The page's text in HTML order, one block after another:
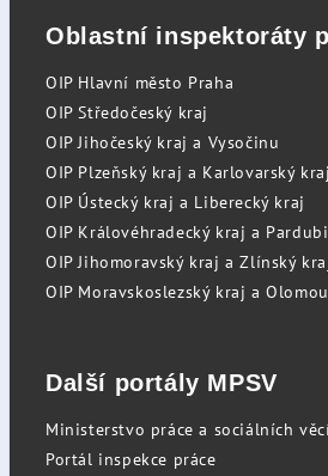
Oblastní inspektoráty
OIP Hlavní město Praha
OIP Středočeský kraj
OIP Jihočeský kraj a Vysočinu
OIP Plzeňský kraj a Karlovarský kraj
OIP Ústecký kraj a Liberecký kraj
OIP Královéhradecký kraj a
OIP Jihomoravský kraj a Zlínský
OIP Moravskoslezský kraj a
Další portály MPSV
Ministerstvo práce a sociálních
Portál inspekce práce